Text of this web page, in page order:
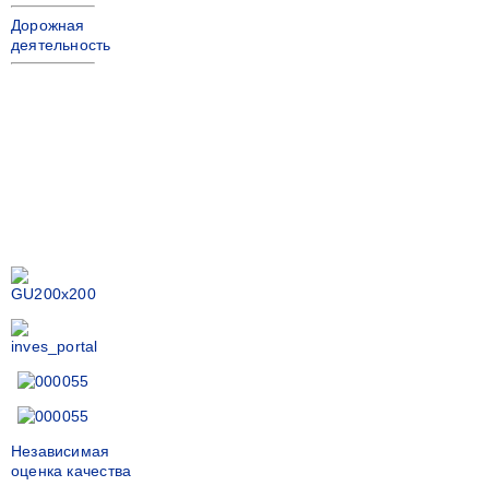
Дорожная
деятельность
Независимая
оценка качества